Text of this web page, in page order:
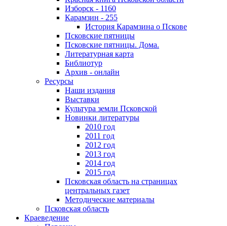
Изборск - 1160
Карамзин - 255
История Карамзина о Пскове
Псковские пятницы
Псковские пятницы. Дома.
Литературная карта
Библиотур
Архив - онлайн
Ресурсы
Наши издания
Выставки
Культура земли Псковской
Новинки литературы
2010 год
2011 год
2012 год
2013 год
2014 год
2015 год
Псковская область на страницах
центральных газет
Методические материалы
Псковская область
Краеведение